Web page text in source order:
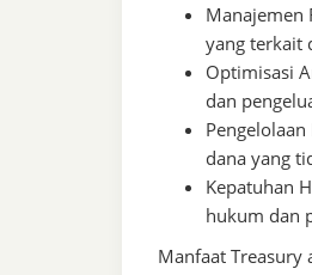
Manajemen
yang terkait
Optimisasi
dan
dana yang
Kepatuhan
hukum dan
Manfaat Treasury